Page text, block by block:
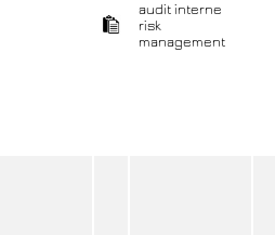
audit interne
risk
management